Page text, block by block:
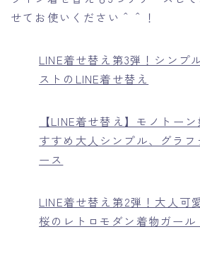
せてお使いください＾＾！
LINE着せ替え第3弾！シンプ
ストのLINE着せ替え
【LINE着せ替え】モノトー
すすめ大人シンプル、グラフ
ース
LINE着せ替え第2弾！大人可
桜のレトロモダン着物ガール